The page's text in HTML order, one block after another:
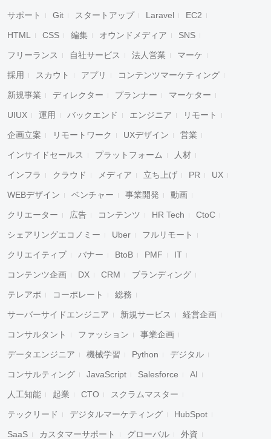
サポート Git スタートアップ Laravel EC2
HTML CSS 編集 オウンドメディア SNS
フリーランス 自社サービス 法人営業 マーケ
採用 スカウト アプリ コンテンツマーケティング
新規事業 ディレクター プランナー マーケター
UIUX 運用 バックエンド エンジニア リモート
企画立案 リモートワーク UXデザイン 営業
インサイドセールス プラットフォーム 人材
インフラ クラウド メディア 立ち上げ PR UX
WEBデザイン ベンチャー 事業開発 動画
クリエーター 広告 コンテンツ HR Tech CtoC
シェアリングエコノミー Uber フルリモート
クリエイティブ バナー BtoB PMF IT
コンテンツ企画 DX CRM ブランディング
テレアポ コーポレート 総務
サーバーサイドエンジニア 新規サービス 経営企画
コンサルタント ファッション 事業企画
データエンジニア 機械学習 Python デジタル
コンサルティング JavaScript Salesforce AI
人工知能 起業 CTO スクラムマスター
テックリード デジタルマーケティング HubSpot
SaaS カスタマーサポート グローバル 外資